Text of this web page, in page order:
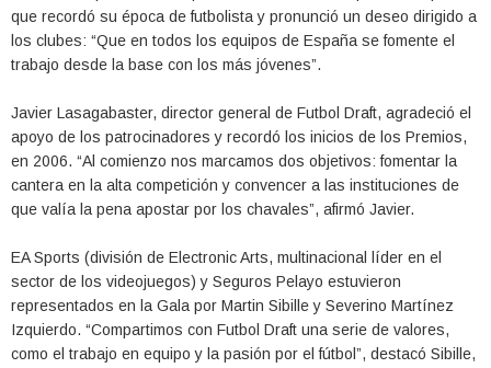
que recordó su época de futbolista y pronunció un deseo dirigido a
los clubes: “Que en todos los equipos de España se fomente el
trabajo desde la base con los más jóvenes”.
Javier Lasagabaster, director general de Futbol Draft, agradeció el
apoyo de los patrocinadores y recordó los inicios de los Premios,
en 2006. “Al comienzo nos marcamos dos objetivos: fomentar la
cantera en la alta competición y convencer a las instituciones de
que valía la pena apostar por los chavales”, afirmó Javier.
EA Sports (división de Electronic Arts, multinacional líder en el
sector de los videojuegos) y Seguros Pelayo estuvieron
representados en la Gala por Martin Sibille y Severino Martínez
Izquierdo. “Compartimos con Futbol Draft una serie de valores,
como el trabajo en equipo y la pasión por el fútbol”, destacó Sibille,